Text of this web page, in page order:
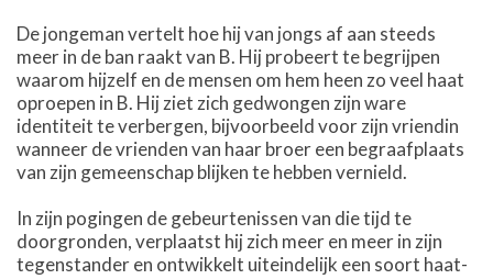
De jongeman vertelt hoe hij van jongs af aan steeds
meer in de ban raakt van B. Hij probeert te begrijpen
waarom hijzelf en de mensen om hem heen zo veel haat
oproepen in B. Hij ziet zich gedwongen zijn ware
identiteit te verbergen, bijvoorbeeld voor zijn vriendin
wanneer de vrienden van haar broer een begraafplaats
van zijn gemeenschap blijken te hebben vernield.
In zijn pogingen de gebeurtenissen van die tijd te
doorgronden, verplaatst hij zich meer en meer in zijn
tegenstander en ontwikkelt uiteindelijk een soort haat-